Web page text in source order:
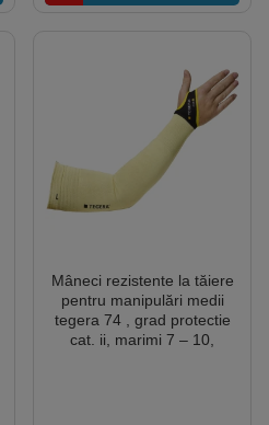
Mâneci rezistente la tăiere
pentru manipulări medii
tegera 74 , grad protectie
cat. ii, marimi 7 – 10,